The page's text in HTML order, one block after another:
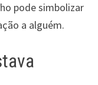
pode simbolizar
a alguém.